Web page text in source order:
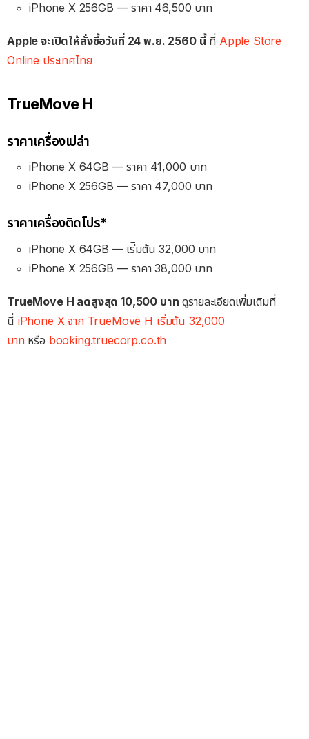
iPhone X 256GB — ราคา 46,500 บาท
Apple จะเปิดให้สั่งซื้อวันที่ 24 พ.ย. 2560 นี้ที่ Apple Store
Online ประเทศไทย
TrueMove H
ราคาเครื่องเปล่า
iPhone X 64GB — ราคา 41,000 บาท
iPhone X 256GB — ราคา 47,000 บาท
ราคาเครื่องติดโปร*
iPhone X 64GB — เร่ิมต้น 32,000 บาท
iPhone X 256GB — ราคา 38,000 บาท
TrueMove H ลดสูงสุด 10,500 บาท ดูรายละเอียดเพิ่มเติมที่
นี่ iPhone X จาก TrueMove H เริ่มต้น 32,000
บาทหรือ booking.truecorp.co.th